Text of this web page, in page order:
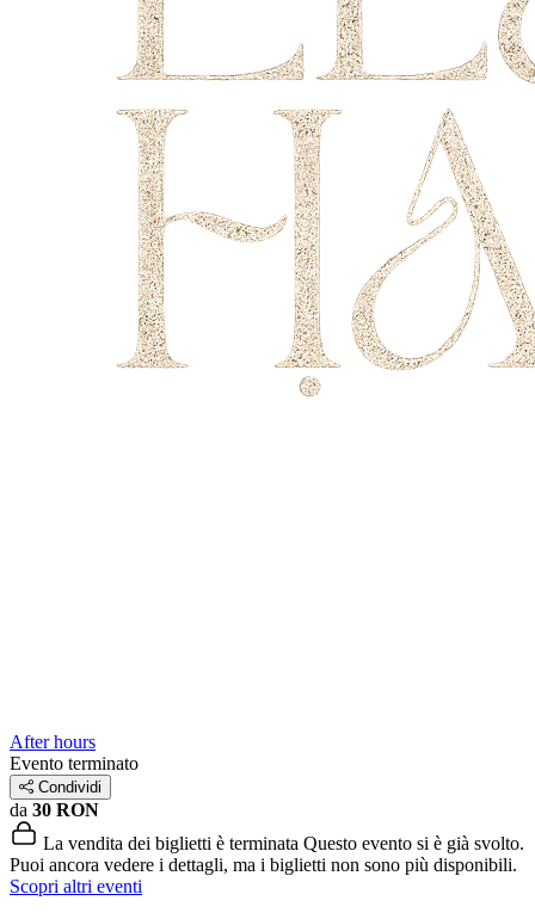
After hours
Evento terminato
Condividi
da 30 RON
La vendita dei biglietti è terminata Questo evento si è già svolto.
Puoi ancora vedere i dettagli, ma i biglietti non sono più disponibili.
Scopri altri eventi